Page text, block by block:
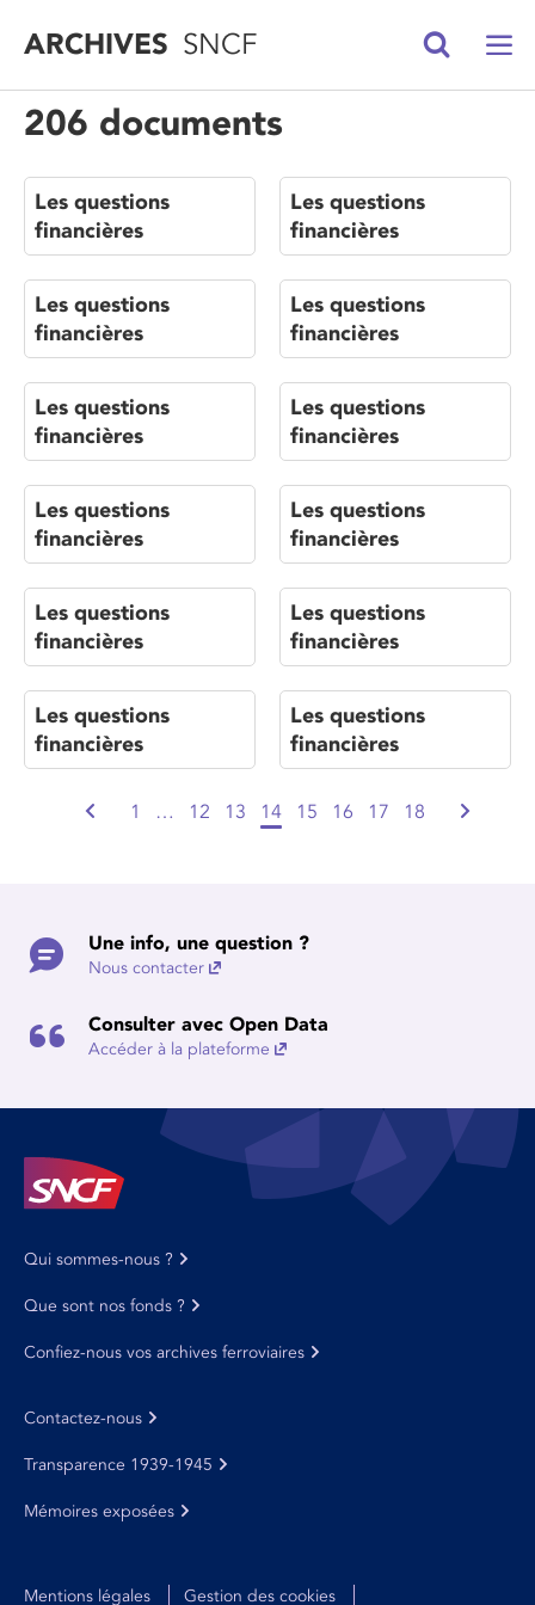
ARCHIVESSNCF
206 documents
Les questions
financières
Les questions
financières
Les questions
financières
Les questions
financières
Les questions
financières
Les questions
financières
Les questions
financières
Les questions
financières
Les questions
financières
Les questions
financières
Les questions
financières
Les questions
financières
1 … 12 13 14 15 16 17 18
Une info, une question ?
Nous contacter
Consulter avec Open Data
Accéder à la plateforme
Qui sommes-nous ?
Que sont nos fonds ?
Confiez-nous vos archives ferroviaires
Contactez-nous
Transparence 1939-1945
Mémoires exposées
Mentions légales Gestion des cookies